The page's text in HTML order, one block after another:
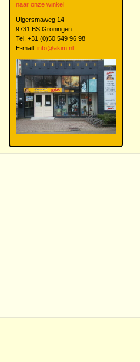
naar onze winkel
Ulgersmaweg 14
9731 BS Groningen
Tel. +31 (0)50 549 96 98
E-mail: info@akim.nl